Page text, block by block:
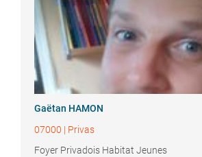
Gaëtan HAMON
07000 | Privas
Foyer Privadois Habitat Jeunes